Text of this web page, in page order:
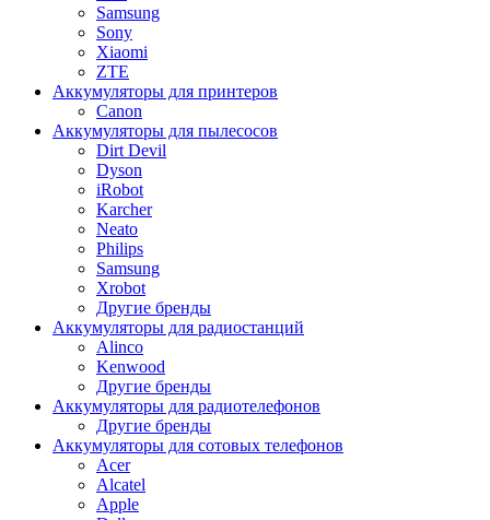
Samsung
Sony
Xiaomi
ZTE
Аккумуляторы для принтеров
Canon
Аккумуляторы для пылесосов
Dirt Devil
Dyson
iRobot
Karcher
Neato
Philips
Samsung
Xrobot
Другие бренды
Аккумуляторы для радиостанций
Alinco
Kenwood
Другие бренды
Аккумуляторы для радиотелефонов
Другие бренды
Аккумуляторы для сотовых телефонов
Acer
Alcatel
Apple